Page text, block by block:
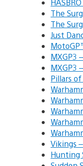
The
The
Just
MXGP3
MXGP3
Pillars
Vikings
Hunting